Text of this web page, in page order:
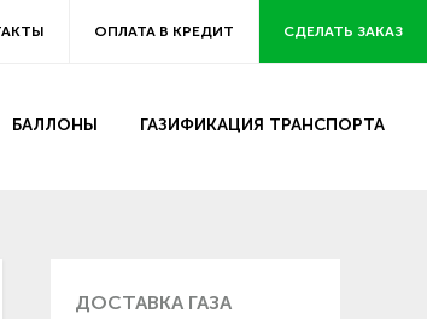
ОПЛАТА В КРЕДИТ СДЕЛАТЬ ЗАКАЗ
БАЛЛОНЫ ГАЗИФИКАЦИЯ ТРАНСПОРТА
ДОСТАВКА ГАЗА